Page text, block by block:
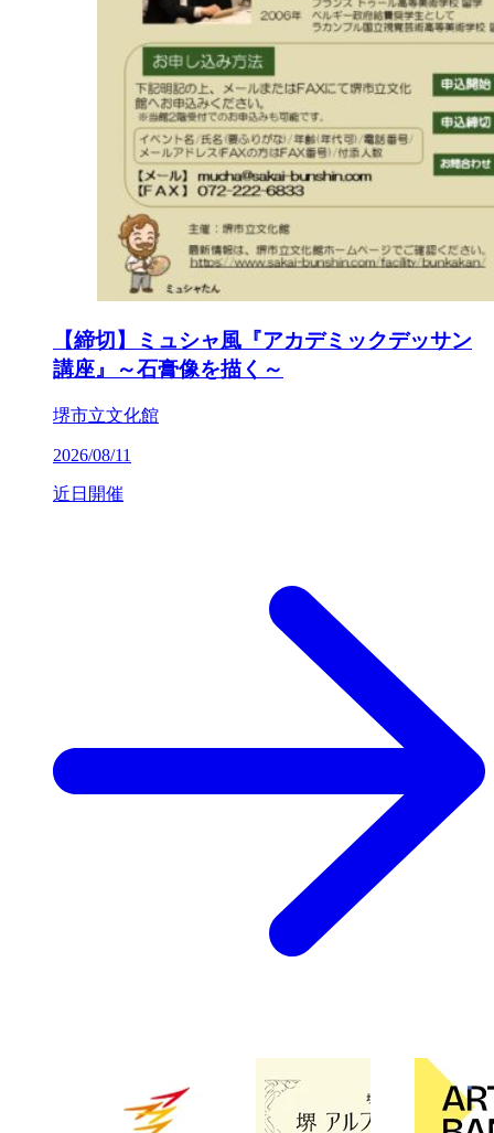
【締切】ミュシャ風『アカデミックデッサン
講座』～石膏像を描く～
堺市立文化館
2026/08/11
近日開催